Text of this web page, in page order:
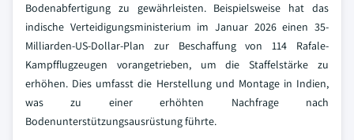
Bodenabfertigung zu gewährleisten. Beispielsweise hat das
indische Verteidigungsministerium im Januar 2026 einen 35-
Milliarden-US-Dollar-Plan zur Beschaffung von 114 Rafale-
Kampfflugzeugen vorangetrieben, um die Staffelstärke zu
erhöhen. Dies umfasst die Herstellung und Montage in Indien,
was zu einer erhöhten Nachfrage nach
Bodenunterstützungsausrüstung führte.